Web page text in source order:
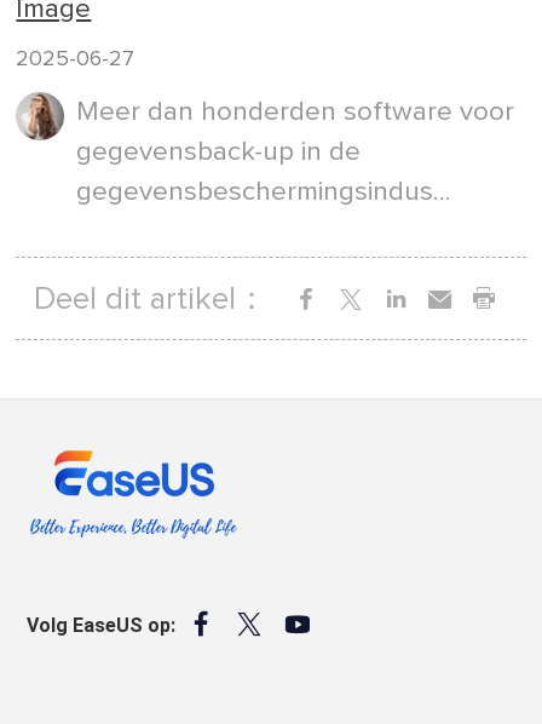
Image
2025-06-27
Meer dan honderden software voor
gegevensback-up in de
gegevensbeschermingsindus...
Deel dit artikel：
Volg EaseUS op:   